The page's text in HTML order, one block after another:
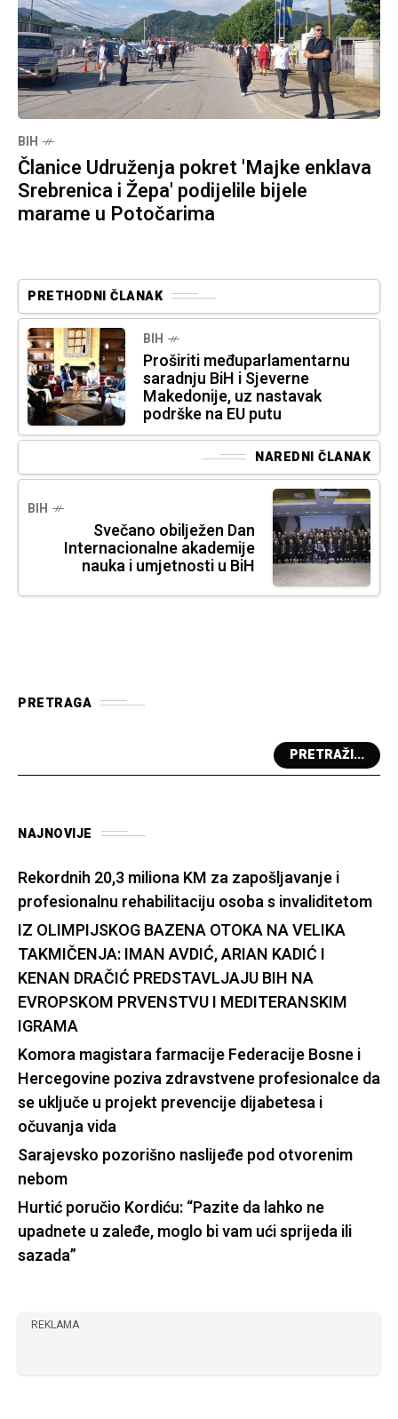
BIH
Članice Udruženja pokret 'Majke enklava
Srebrenica i Žepa' podijelile bijele
marame u Potočarima
PRETHODNI ČLANAK
BIH
Proširiti međuparlamentarnu
saradnju BiH i Sjeverne
Makedonije, uz nastavak
podrške na EU putu
NAREDNI ČLANAK
BIH
Svečano obilježen Dan
Internacionalne akademije
nauka i umjetnosti u BiH
PRETRAGA
PRETRAŽI...
NAJNOVIJE
Rekordnih 20,3 miliona KM za zapošljavanje i
profesionalnu rehabilitaciju osoba s invaliditetom
IZ OLIMPIJSKOG BAZENA OTOKA NA VELIKA
TAKMIČENJA: IMAN AVDIĆ, ARIAN KADIĆ I
KENAN DRAČIĆ PREDSTAVLJAJU BIH NA
EVROPSKOM PRVENSTVU I MEDITERANSKIM
IGRAMA
Komora magistara farmacije Federacije Bosne i
Hercegovine poziva zdravstvene profesionalce da
se uključe u projekt prevencije dijabetesa i
očuvanja vida
Sarajevsko pozorišno naslijeđe pod otvorenim
nebom
Hurtić poručio Kordiću: “Pazite da lahko ne
upadnete u zaleđe, moglo bi vam ući sprijeda ili
sazada”
REKLAMA